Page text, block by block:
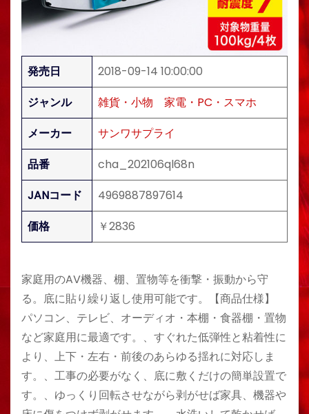
発売日
2018-09-14 10:00:00
ジャンル
雑貨・小物
家電・PC・スマホ
メーカー
サンワサプライ
品番
cha_202106ql68n
JANコード
4969887897614
価格
￥2836
家庭用のAV機器、棚、置物等を衝撃・振動から守
る。底に貼り繰り返し使用可能です。【商品仕様】
パソコン、テレビ、オーディオ・本棚・食器棚・置物
など家庭用に最適です。、すぐれた低弾性と粘着性に
より、上下・左右・前後のあらゆる揺れに対応しま
す。、工事の必要がなく、底に敷くだけの簡単設置で
す。、ゆっくり回転させながら剥がせば家具、機器や